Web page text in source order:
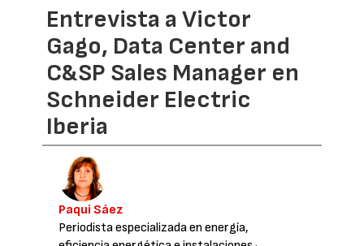
Entrevista a Victor
Gago, Data Center and
C&SP Sales Manager en
Schneider Electric
Iberia
Paqui Sáez
Periodista especializada en energía,